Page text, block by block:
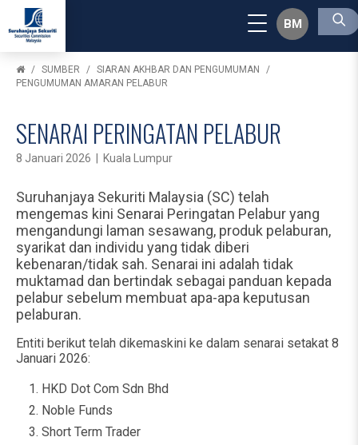
BM
SUMBER
SIARAN AKHBAR DAN PENGUMUMAN
PENGUMUMAN AMARAN PELABUR
SENARAI PERINGATAN PELABUR
8 Januari 2026 | Kuala Lumpur
Suruhanjaya Sekuriti Malaysia (SC) telah
mengemas kini Senarai Peringatan Pelabur yang
mengandungi laman sesawang, produk pelaburan,
syarikat dan individu yang tidak diberi
kebenaran/tidak sah. Senarai ini adalah tidak
muktamad dan bertindak sebagai panduan kepada
pelabur sebelum membuat apa-apa keputusan
pelaburan.
Entiti berikut telah dikemaskini ke dalam senarai setakat 8
Januari 2026:
HKD Dot Com Sdn Bhd
Noble Funds
Short Term Trader